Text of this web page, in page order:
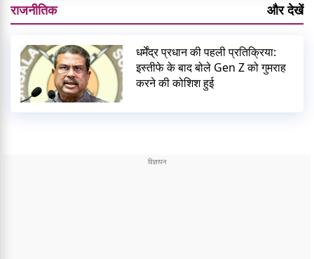
राजनीतिक और देखें
धर्मेंद्र प्रधान की पहली प्रतिक्रिया:
इस्तीफे के बाद बोले Gen Z को गुमराह
करने की कोशिश हुई